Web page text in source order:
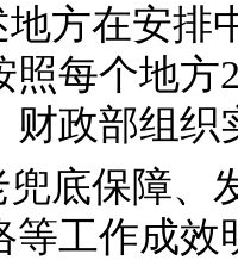
地方在安排
照每个地方
财政部组织
底保障、
等工作成效